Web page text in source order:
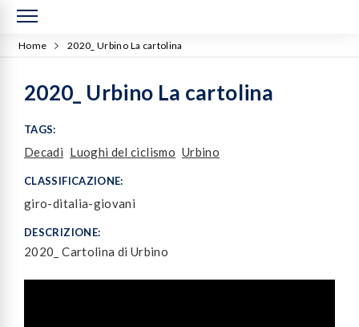
Home 2020_ Urbino La cartolina
2020_ Urbino La cartolina
TAGS:
Decadi Luoghi del ciclismo Urbino
CLASSIFICAZIONE:
giro-ditalia-giovani
DESCRIZIONE:
2020_ Cartolina di Urbino